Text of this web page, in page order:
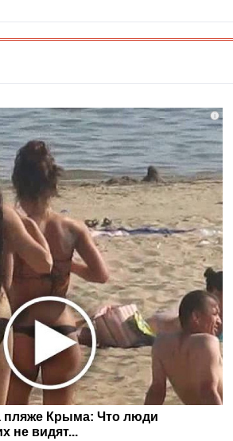
i
пляже Крыма: Что люди
не видят...